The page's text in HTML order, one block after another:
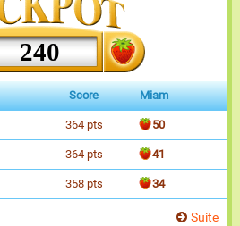
240
Score Miam
364 pts 50
364 pts 41
358 pts 34
Suite